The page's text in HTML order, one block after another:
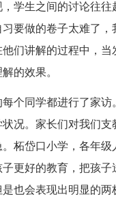
生之间的讨论往往
要做的卷子太难了
们讲解的过程中，
的效果。
同学都进行了家访
况。家长们对我们
柘岱口小学，各年
更好的教育，把孩
也会表现出明显的